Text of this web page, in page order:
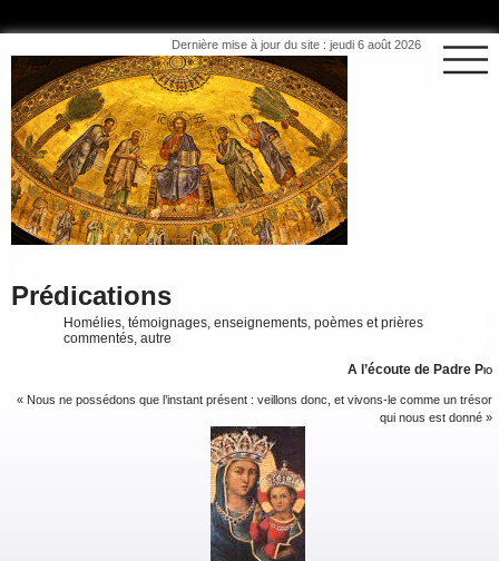
Dernière mise à jour du site : jeudi 6 août 2026
Prédications
Homélies, témoignages, enseignements, poèmes et prières
commentés, autre
A l’écoute de Padre Pio
« Nous ne possédons que l’instant présent : veillons donc, et vivons-le comme un trésor
qui nous est donné »